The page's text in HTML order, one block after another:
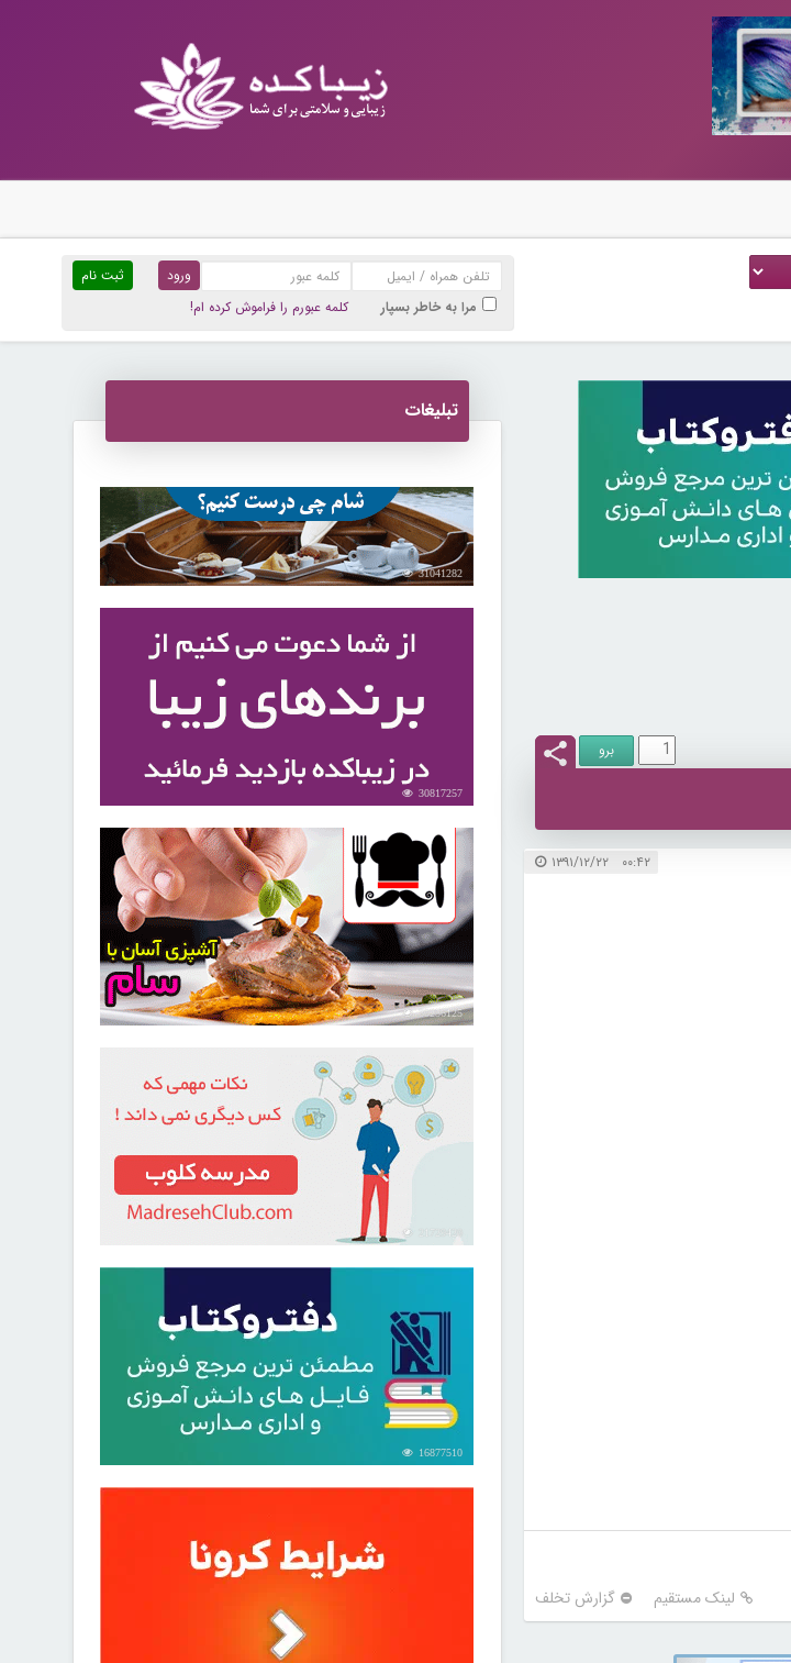
ثبت نام
مرا به خاطر بسپار
کلمه عبورم را فراموش کرده ام!
۰۰:۴۲ ۱۳۹۱/۱۲/۲۲
لینک مستقیم گزارش تخلف
تبلیغات
31041282
30817257
30256125
21729420
16877510